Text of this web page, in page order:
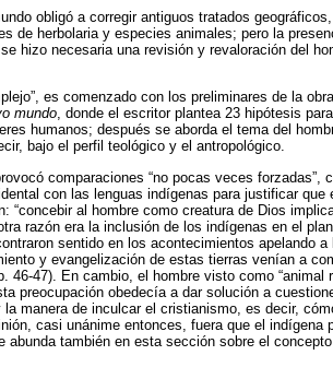
obligó a corregir antiguos tratados
de herbolaria y especies animales; pero la
hizo necesaria una revisión y revaloración del
es comenzado con los preliminares de la
mundo, donde el escritor plantea 23 hipótesis
humanos; después se aborda el tema del
bajo el perfil teológico y el antropológico.
comparaciones “no pocas veces forzadas”,
con las lenguas indígenas para justificar que
“concebir al hombre como creatura de Dios
razón era la inclusión de los indígenas en el
sentido en los acontecimientos apelando
y evangelización de estas tierras venían a
46-47). En cambio, el hombre visto como “animal
preocupación obedecía a dar solución a
manera de inculcar el cristianismo, es decir,
casi unánime entonces, fuera que el indígena
también en esta sección sobre el